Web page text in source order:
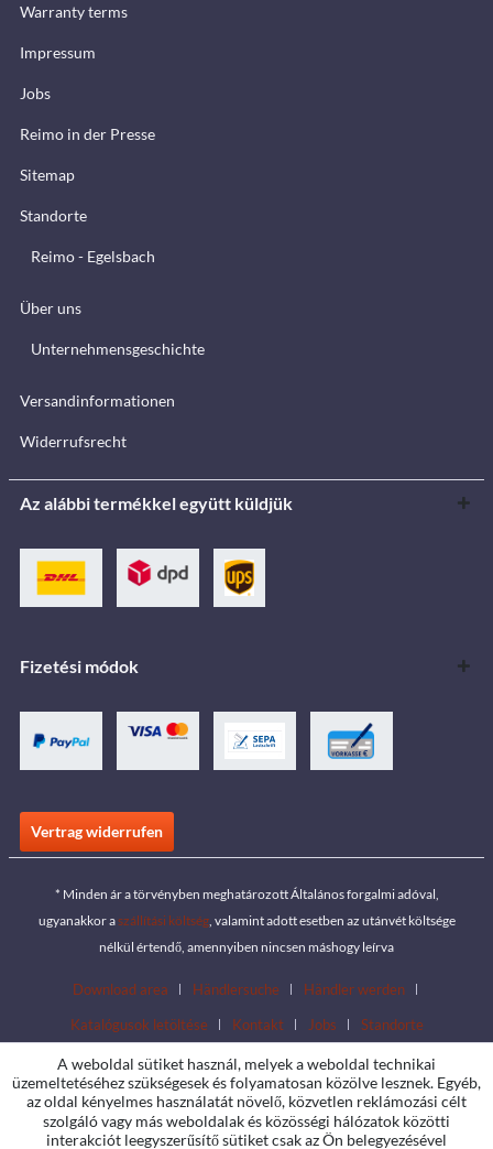
Warranty terms
Impressum
Jobs
Reimo in der Presse
Sitemap
Standorte
Reimo - Egelsbach
Über uns
Unternehmensgeschichte
Versandinformationen
Widerrufsrecht
Az alábbi termékkel együtt küldjük
Fizetési módok
Vertrag widerrufen
* Minden ár a törvényben meghatározott Általános forgalmi adóval,
ugyanakkor aszállítási költség, valamint adott esetben az utánvét költsége
nélkül értendő, amennyiben nincsen máshogy leírva
Download area Händlersuche
Händler werden
Katalógusok letöltése
Kontakt Jobs Standorte
A weboldal sütiket használ, melyek a weboldal technikai
üzemeltetéséhez szükségesek és folyamatosan közölve lesznek. Egyéb,
az oldal kényelmes használatát növelő, közvetlen reklámozási célt
szolgáló vagy más weboldalak és közösségi hálózatok közötti
interakciót leegyszerűsítő sütiket csak az Ön belegyezésével